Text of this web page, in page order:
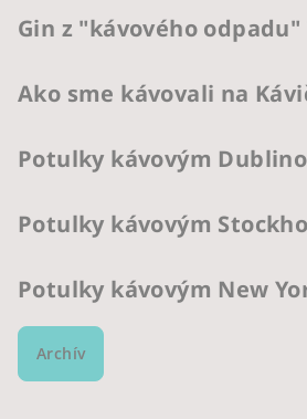
Gin z "kávového odpadu"
Ako sme kávovali na
Potulky kávovým
Potulky kávovým
Potulky kávovým New
Archív